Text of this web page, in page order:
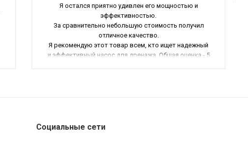
Я остался приятно удивлен его мощностью и
эффективностью.
За сравнительно небольшую стоимость получил
отличное качество.
Я рекомендую этот товар всем, кто ищет надежный
и эффективный насос для дренажа. Общая оценка - 5
Социальные сети